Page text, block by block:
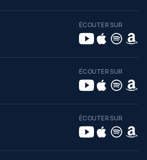
ÉCOUTER SUR
ÉCOUTER SUR
ÉCOUTER SUR